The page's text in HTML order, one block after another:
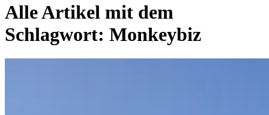
Alle Artikel mit dem
Schlagwort: Monkeybiz